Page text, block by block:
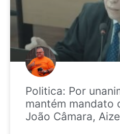
Politica: Por
mantém mandato
João Câmara,